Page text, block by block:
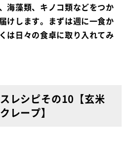
海藻類、キノコ類などをつか
けします。まずは週に一食か
は日々の食卓に取り入れてみ
レシピその10【玄米
レープ】